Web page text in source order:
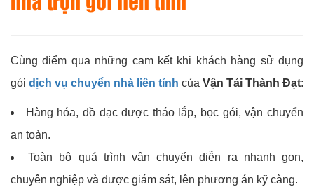
Cùng điểm qua những cam kết khi khách hàng sử dụng
gói dịch vụ chuyển nhà liên tỉnh của Vận Tải Thành Đạt:
Hàng hóa, đồ đạc được tháo lắp, bọc gói, vận chuyển
an toàn.
Toàn bộ quá trình vận chuyển diễn ra nhanh gọn,
chuyên nghiệp và được giám sát, lên phương án kỹ càng.